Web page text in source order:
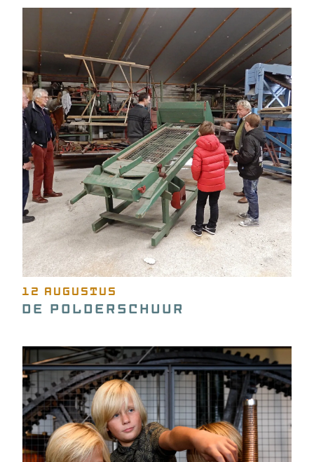
12 augustus
De Polderschuur